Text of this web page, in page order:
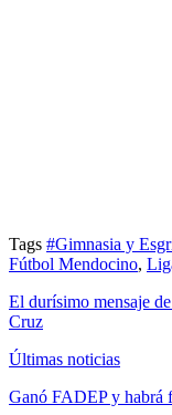
Tags #Gimnasia y
Fútbol Mendocino,
El durísimo mensaje
Cruz
Últimas noticias
Ganó FADEP y habrá